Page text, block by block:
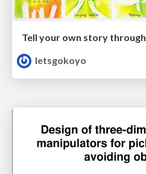
Tell your own story
letsgokoyo